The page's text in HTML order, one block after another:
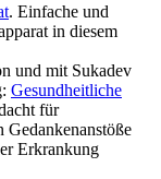
. Einfache und
in diesem
und mit Sukadev
Gesundheitliche
für
Gedankenanstöße
Erkrankung